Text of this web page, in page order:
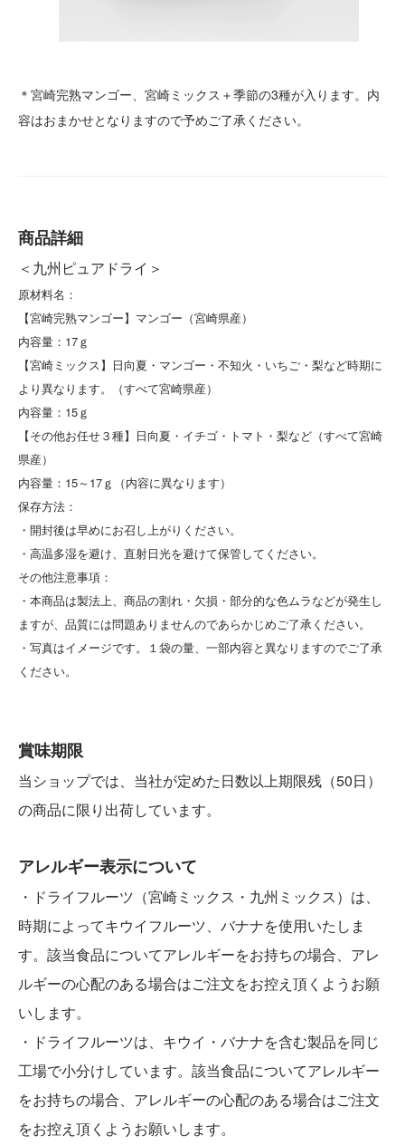
＊宮崎完熟マンゴー、宮崎ミックス＋季節の3種が入ります。内
容はおまかせとなりますので予めご了承ください。
商品詳細
＜九州ピュアドライ＞
原材料名：
【宮崎完熟マンゴー】マンゴー（宮崎県産）
内容量：17ｇ
【宮崎ミックス】日向夏・マンゴー・不知火・いちご・梨など時期に
より異なります。（すべて宮崎県産）
内容量：15ｇ
【その他お任せ３種】日向夏・イチゴ・トマト・梨など（すべて宮崎
県産）
内容量：15～17ｇ（内容に異なります）
保存方法：
・開封後は早めにお召し上がりください。
・高温多湿を避け、直射日光を避けて保管してください。
その他注意事項：
・本商品は製法上、商品の割れ・欠損・部分的な色ムラなどが発生し
ますが、品質には問題ありませんのであらかじめご了承ください。
・写真はイメージです。１袋の量、一部内容と異なりますのでご了承
ください。
賞味期限
当ショップでは、当社が定めた日数以上期限残（50日）
の商品に限り出荷しています。
アレルギー表示について
・ドライフルーツ（宮崎ミックス・九州ミックス）は、
時期によってキウイフルーツ、バナナを使用いたしま
す。該当食品についてアレルギーをお持ちの場合、アレ
ルギーの心配のある場合はご注文をお控え頂くようお願
いします。
・ドライフルーツは、キウイ・バナナを含む製品を同じ
工場で小分けしています。該当食品についてアレルギー
をお持ちの場合、アレルギーの心配のある場合はご注文
をお控え頂くようお願いします。